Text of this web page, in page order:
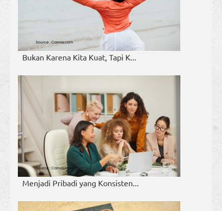
Bukan Karena Kita Kuat, Tapi K...
Menjadi Pribadi yang Konsisten...